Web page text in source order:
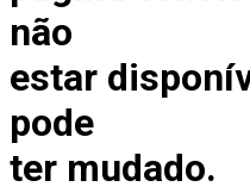
não
estar
pode
ter mudado.